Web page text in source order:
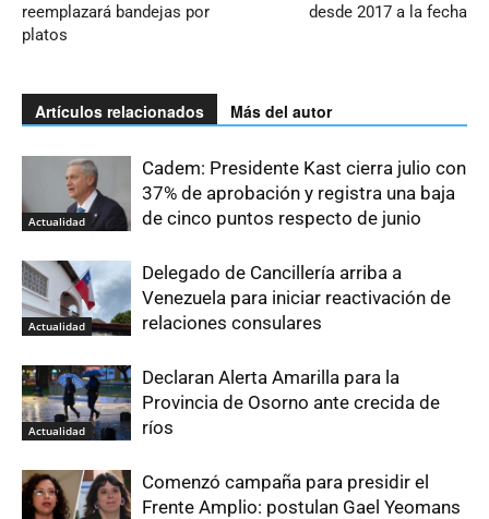
reemplazará bandejas por
platos
desde 2017 a la fecha
Artículos relacionados Más del autor
Actualidad
Cadem: Presidente Kast cierra julio con
37% de aprobación y registra una baja
de cinco puntos respecto de junio
Actualidad
Delegado de Cancillería arriba a
Venezuela para iniciar reactivación de
relaciones consulares
Actualidad
Declaran Alerta Amarilla para la
Provincia de Osorno ante crecida de
ríos
Comenzó campaña para presidir el
Frente Amplio: postulan Gael Yeomans